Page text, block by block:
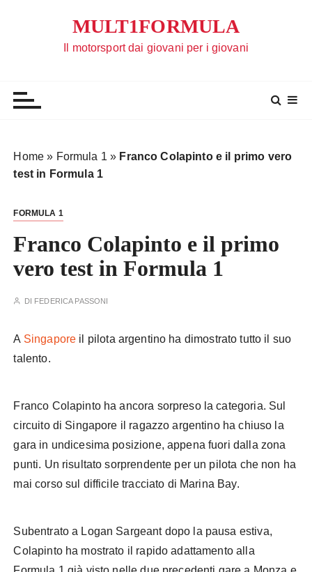
MULT1FORMULA
Il motorsport dai giovani per i giovani
Home » Formula 1 » Franco Colapinto e il primo vero
test in Formula 1
FORMULA 1
Franco Colapinto e il primo
vero test in Formula 1
DI FEDERICA PASSONI
A Singapore il pilota argentino ha dimostrato tutto il suo
talento.
Franco Colapinto ha ancora sorpreso la categoria. Sul
circuito di Singapore il ragazzo argentino ha chiuso la
gara in undicesima posizione, appena fuori dalla zona
punti. Un risultato sorprendente per un pilota che non ha
mai corso sul difficile tracciato di Marina Bay.
Subentrato a Logan Sargeant dopo la pausa estiva,
Colapinto ha mostrato il rapido adattamento alla